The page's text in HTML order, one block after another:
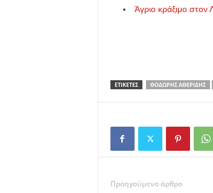
Άγριο κράξιμο στον
ΕΤΙΚΕΤΕΣ ΘΟΔΩΡΉΣ ΑΘΕΡΊΔΗΣ
Προηγούμενο άρθρο